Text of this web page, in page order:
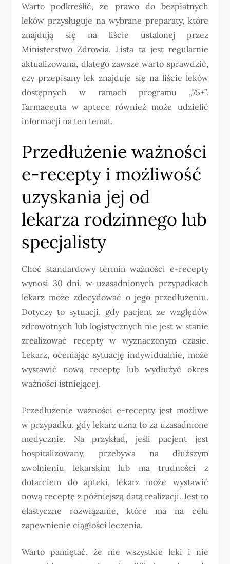
Warto podkreślić, że prawo do bezpłatnych
leków przysługuje na wybrane preparaty, które
znajdują się na liście ustalonej przez
Ministerstwo Zdrowia. Lista ta jest regularnie
aktualizowana, dlatego zawsze warto sprawdzić,
czy przepisany lek znajduje się na liście leków
dostępnych w ramach programu „75+”.
Farmaceuta w aptece również może udzielić
informacji na ten temat.
Przedłużenie ważności
e-recepty i możliwość
uzyskania jej od
lekarza rodzinnego lub
specjalisty
Choć standardowy termin ważności e-recepty
wynosi 30 dni, w uzasadnionych przypadkach
lekarz może zdecydować o jego przedłużeniu.
Dotyczy to sytuacji, gdy pacjent ze względów
zdrowotnych lub logistycznych nie jest w stanie
zrealizować recepty w wyznaczonym czasie.
Lekarz, oceniając sytuację indywidualnie, może
wystawić nową receptę lub wydłużyć okres
ważności istniejącej.
Przedłużenie ważności e-recepty jest możliwe
w przypadku, gdy lekarz uzna to za uzasadnione
medycznie. Na przykład, jeśli pacjent jest
hospitalizowany, przebywa na dłuższym
zwolnieniu lekarskim lub ma trudności z
dotarciem do apteki, lekarz może wystawić
nową receptę z późniejszą datą realizacji. Jest to
elastyczne rozwiązanie, które ma na celu
zapewnienie ciągłości leczenia.
Warto pamiętać, że nie wszystkie leki i nie